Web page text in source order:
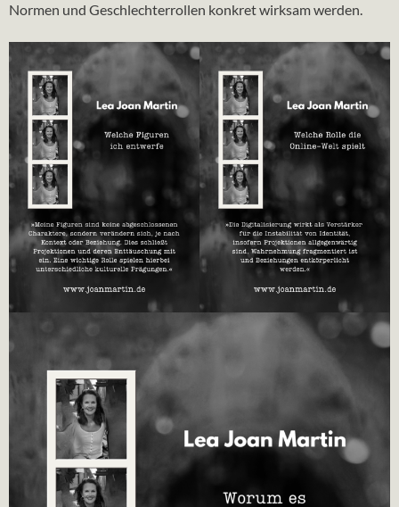
Normen und Geschlechterrollen konkret wirksam werden.